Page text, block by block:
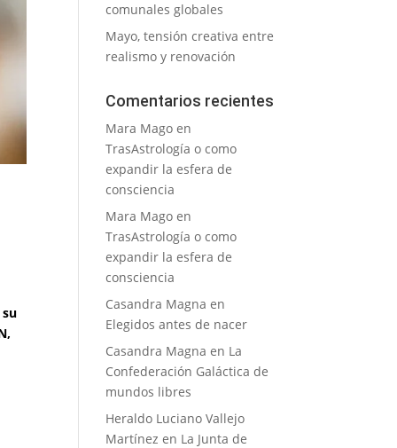
comunales globales
Mayo, tensión creativa entre
realismo y renovación
Comentarios recientes
Mara Mago en
TrasAstrología o como
expandir la esfera de
consciencia
Mara Mago en
TrasAstrología o como
expandir la esfera de
consciencia
Casandra Magna en
Elegidos antes de nacer
Casandra Magna en La
Confederación Galáctica de
mundos libres
Heraldo Luciano Vallejo
Martínez en La Junta de